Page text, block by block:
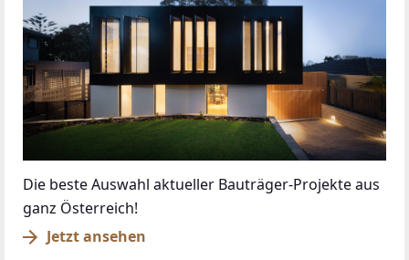
Die beste Auswahl aktueller Bauträger-Projekte aus
ganz Österreich!
Jetzt ansehen